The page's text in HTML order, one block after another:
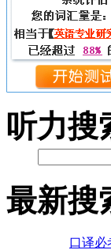
听力搜
最新搜
口译必